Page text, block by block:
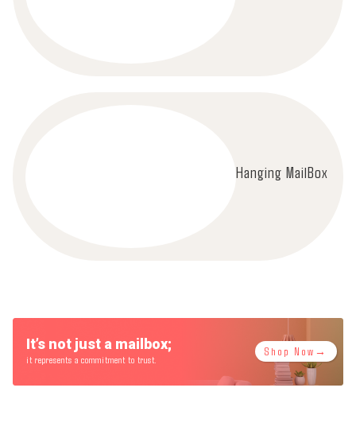
Hanging MailBox
It’s not just a mailbox;
it represents a commitment to trust.
Shop Now→